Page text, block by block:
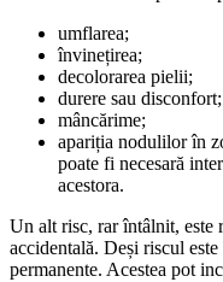
umflarea;
învinețirea;
decolorarea pielii;
durere sau disconfort;
mâncărime;
apariția nodulilor în
poate fi necesară
acestora.
Un alt risc, rar întâlnit, este
accidentală. Deși riscul
permanente. Acestea pot